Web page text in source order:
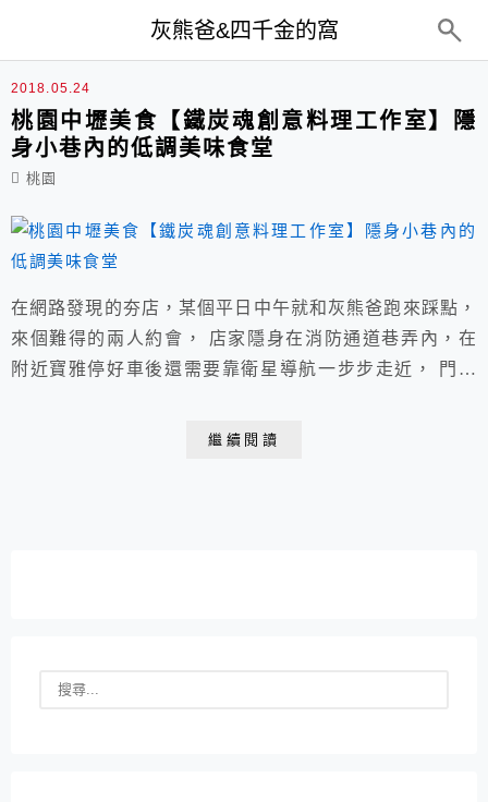
灰熊爸&四千金的窩
串燒
2018.05.24
桃園中壢美食【鐵炭魂創意料理工作室】隱
身小巷內的低調美味食堂
桃園
在網路發現的夯店，某個平日中午就和灰熊爸跑來踩點，
來個難得的兩人約會， 店家隱身在消防通道巷弄內，在
附近寶雅停好車後還需要靠衛星導航一步步走近， 門前
多，需花點心思瞧瞧。 店家：鐵炭魂創意料理工作室 電
繼續閱讀